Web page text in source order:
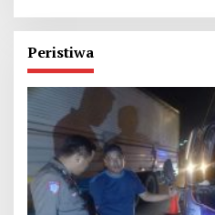
Peristiwa